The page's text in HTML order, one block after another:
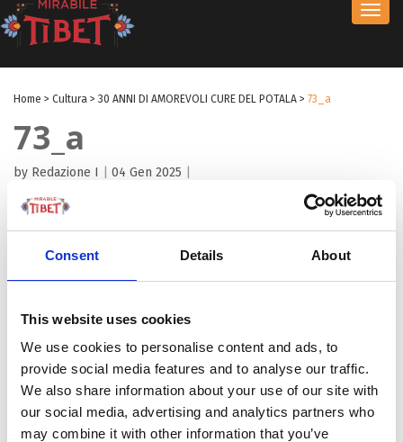
Consent Details About
This website uses cookies
We use cookies to personalise content and ads, to
provide social media features and to analyse our traffic.
We also share information about your use of our site with
our social media, advertising and analytics partners who
may combine it with other information that you’ve
Home > Cultura > 30 ANNI DI AMOREVOLI CURE DEL POTALA > 73_a
73_a
by Redazione I 04 Gen 2025